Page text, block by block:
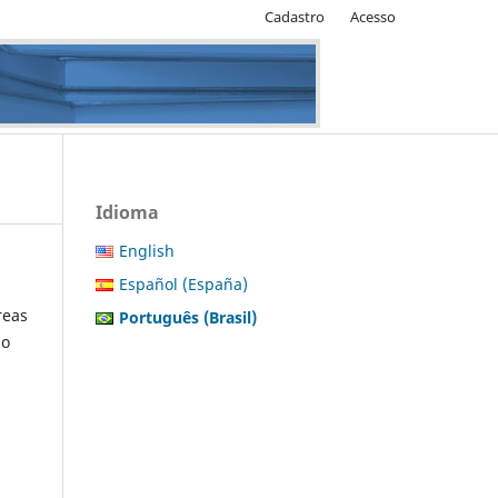
Cadastro Acesso
Idioma
English
Español (España)
Português (Brasil)